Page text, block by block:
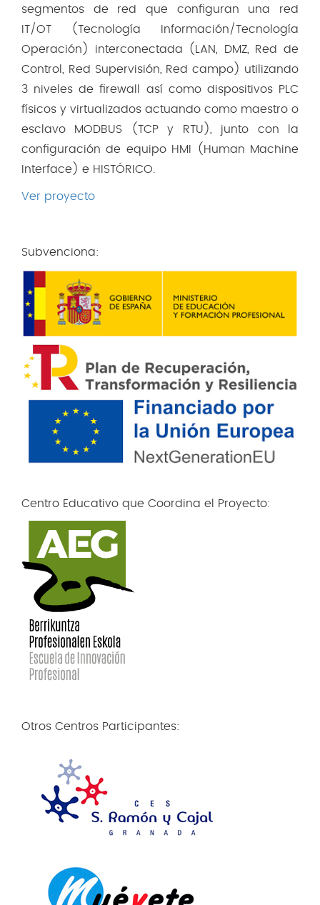
segmentos de red que configuran una red
IT/OT (Tecnología Información/Tecnología
Operación) interconectada (LAN, DMZ, Red de
Control, Red Supervisión, Red campo) utilizando
3 niveles de firewall así como dispositivos PLC
físicos y virtualizados actuando como maestro o
esclavo MODBUS (TCP y RTU), junto con la
configuración de equipo HMI (Human Machine
Interface) e HISTÓRICO.
Ver proyecto
Subvenciona:
Centro Educativo que Coordina el Proyecto:
Otros Centros Participantes: